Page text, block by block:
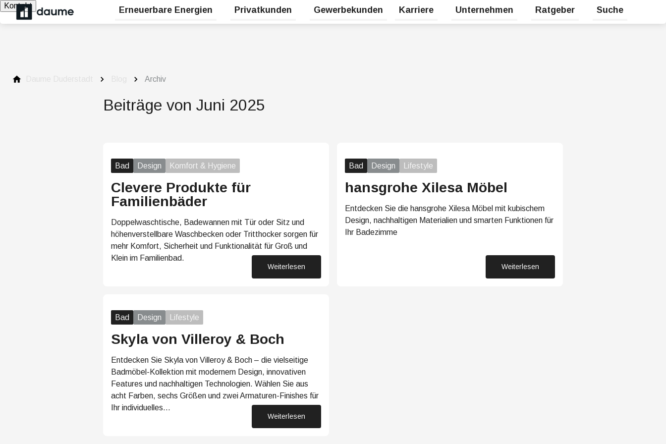
Kontakt Erneuerbare Energien
Untermenü für Erneuerbare Energien umschalten
Privatkunden
Untermenü für Privatkunden umschalten
Gewerbekunden Karriere
Untermenü für Karriere umschalten
Unternehmen
Untermenü für Unternehmen
Ratgeber
Untermenü für
Suche
Archiv
Beiträge von Juni 2025
Bad Design Komfort & Hygiene
Clevere Produkte für
Familienbäder
Doppelwaschtische, Badewannen mit Tür oder Sitz und
höhenverstellbare Waschbecken oder Tritthocker sorgen für
mehr Komfort, Sicherheit und Funktionalität für Groß und
Klein im Familienbad.
Weiterlesen
Bad Design Lifestyle
hansgrohe Xilesa Möbel
Entdecken Sie die hansgrohe Xilesa Möbel mit kubischem
Design, nachhaltigen Materialien und smarten Funktionen für
Ihr Badezimme
Weiterlesen
Bad Design Lifestyle
Skyla von Villeroy & Boch
Entdecken Sie Skyla von Villeroy & Boch – die vielseitige
Badmöbel-Kollektion mit modernem Design, innovativen
Features und nachhaltigen Technologien. Wählen Sie aus
acht Farben, sechs Größen und zwei Armaturen-Finishes für
Ihr individuelles…
Weiterlesen